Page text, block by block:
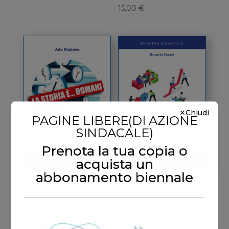
15,00€
La storia è domani
10,00€
Nient’altro che il futuro
15,00€
PAGINE LIBERE(DI AZIONE
SINDACALE)
Prenota la tua copia o
acquista un
abbonamento biennale
✕Chiudi